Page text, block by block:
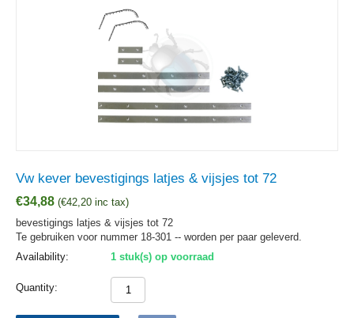
Vw kever bevestigings latjes & vijsjes tot 72
€34,88 (€42,20 inc tax)
bevestigings latjes & vijsjes tot 72
Te gebruiken voor nummer 18-301 -- worden per paar geleverd.
Availability:
1 stuk(s) op voorraad
Quantity: